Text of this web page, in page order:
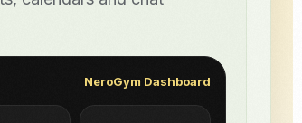
Greita kasa, produktų tinklelis ir
"viskas viename" POS įrankiai.
paruoštus papildinius ir užsakymus iš
„NeroPOS“.
„QuickBooks“
WooCommerce
NeroGym Dashboard